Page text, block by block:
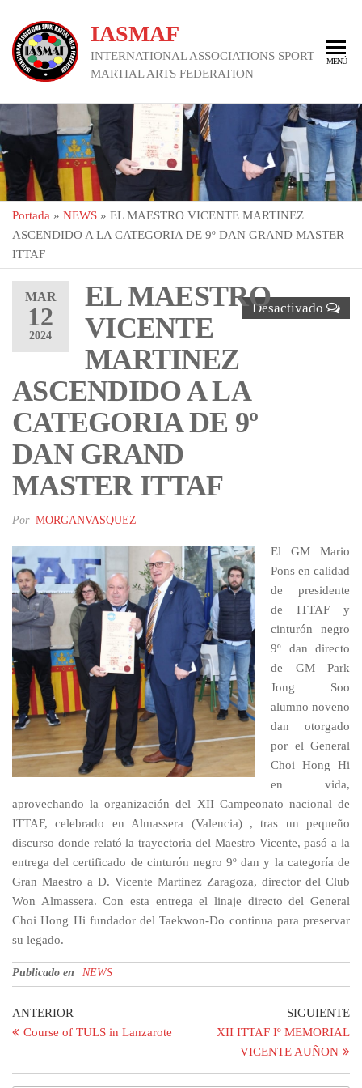
contenido
IASMAF
INTERNATIONAL ASSOCIATIONS SPORT
MARTIAL ARTS FEDERATION
MENÚ
Portada » NEWS » EL MAESTRO VICENTE MARTINEZ
ASCENDIDO A LA CATEGORIA DE 9º DAN GRAND MASTER
ITTAF
MAR
12
2024
Desactivado
EL MAESTRO
VICENTE
MARTINEZ
ASCENDIDO A LA
CATEGORIA DE 9º
DAN GRAND
MASTER ITTAF
Por MORGANVASQUEZ
El GM Mario
Pons en calidad
de presidente
de ITTAF y
cinturón negro
9º dan directo
de GM Park
Jong Soo
alumno noveno
dan otorgado
por el General
Choi Hong Hi
en vida,
aprovechando la organización del XII Campeonato nacional de
ITTAF, celebrado en Almassera (Valencia) , tras un pequeño
discurso donde relató la trayectoria del Maestro Vicente, pasó a la
entrega del certificado de cinturón negro 9º dan y la categoría de
Gran Maestro a D. Vicente Martinez Zaragoza, director del Club
Won Almassera. Con esta entrega el linaje directo del General
Choi Hong Hi fundador del Taekwon-Do continua para preservar
su legado.
Publicado en NEWS
Navegación
de
entradas
Entrada
anterior
ANTERIOR
Course of TULS in Lanzarote
SIGUIENTE
XII ITTAF Iº MEMORIAL
VICENTE AUÑON